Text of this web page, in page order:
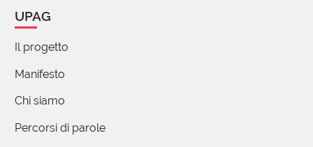
trecentesche di 'goliardo' hanno ben poco a
sono detti goliardi i ghiottoni e i clerici vagan...
(mostra tutto)
Maria Grazia Mosconi
UPAG
Il progetto
Manifesto
Chi siamo
Percorsi di parole